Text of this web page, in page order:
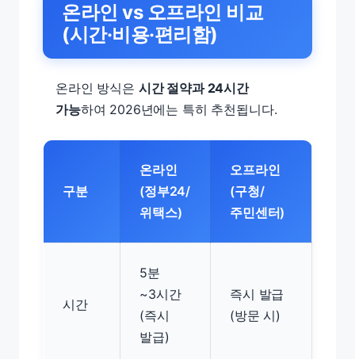
온라인 vs 오프라인 비교
(시간·비용·편리함)
온라인 방식은 시간 절약과 24시간
가능하여 2026년에는 특히 추천됩니다.
구분
온라인
(정부24/
위택스)
오프라인
(구청/
주민센터)
시간
5분
~3시간
(즉시
발급)
즉시 발급
(방문 시)